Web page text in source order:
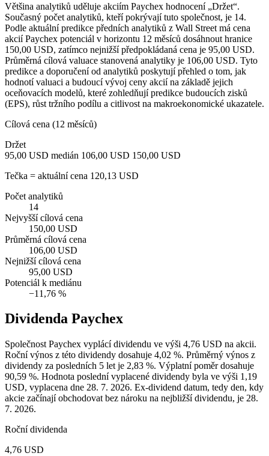
Většina analytiků uděluje akciím Paychex hodnocení „Držet“.
Současný počet analytiků, kteří pokrývají tuto společnost, je 14.
Podle aktuální predikce předních analytiků z Wall Street má cena
akcií Paychex potenciál v horizontu 12 měsíců dosáhnout hranice
150,00 USD, zatímco nejnižší předpokládaná cena je 95,00 USD.
Průměrná cílová valuace stanovená analytiky je 106,00 USD. Tyto
predikce a doporučení od analytiků poskytují přehled o tom, jak
hodnotí valuaci a budoucí vývoj ceny akcií na základě jejich
oceňovacích modelů, které zohledňují predikce budoucích zisků
(EPS), růst tržního podílu a citlivost na makroekonomické ukazatele.
Cílová cena (12 měsíců)
Držet
95,00 USD medián 106,00 USD 150,00 USD
Tečka = aktuální cena 120,13 USD
Počet analytiků
14
Nejvyšší cílová cena
150,00 USD
Průměrná cílová cena
106,00 USD
Nejnižší cílová cena
95,00 USD
Potenciál k mediánu
−11,76 %
Dividenda Paychex
Společnost Paychex vyplácí dividendu ve výši 4,76 USD na akcii.
Roční výnos z této dividendy dosahuje 4,02 %. Průměrný výnos z
dividendy za posledních 5 let je 2,83 %. Výplatní poměr dosahuje
90,59 %. Hodnota poslední vyplacené dividendy byla ve výši 1,19
USD, vyplacena dne 28. 7. 2026. Ex-dividend datum, tedy den, kdy
akcie začínají obchodovat bez nároku na nejbližší dividendu, je 28.
7. 2026.
Roční dividenda
4,76 USD